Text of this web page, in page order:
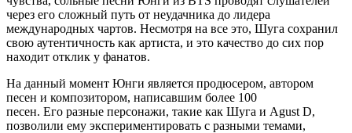
через его сложный путь от неудачника до лидера
международных чартов. Несмотря на все это, Шуга сохранил
свою аутентичность как артиста, и это качество до сих пор
находит отклик у фанатов.
На данный момент Юнги является продюсером, автором
песен и композитором, написавшим более 100
песен. Его разные персонажи, такие как Шуга и Agust D,
позволили ему экспериментировать с разными темами,